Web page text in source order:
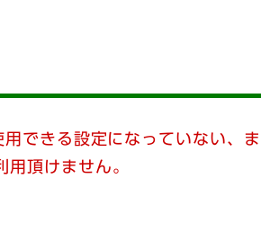
できる設定になっていない、
頂けません。